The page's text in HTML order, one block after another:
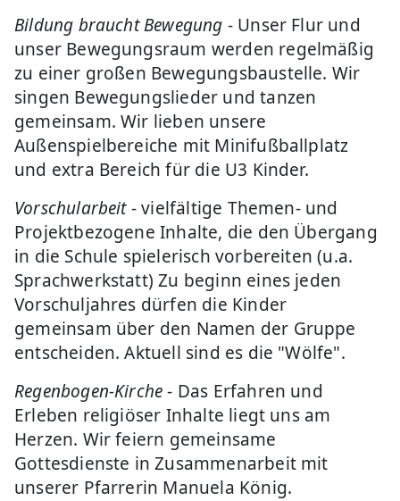
Bildung braucht Bewegung - Unser Flur und
unser Bewegungsraum werden regelmäßig
zu einer großen Bewegungsbaustelle. Wir
singen Bewegungslieder und tanzen
gemeinsam. Wir lieben unsere
Außenspielbereiche mit Minifußballplatz
und extra Bereich für die U3 Kinder.
Vorschularbeit- vielfältige Themen- und
Projektbezogene Inhalte, die den Übergang
in die Schule spielerisch vorbereiten (u.a.
Sprachwerkstatt) Zu beginn eines jeden
Vorschuljahres dürfen die Kinder
gemeinsam über den Namen der Gruppe
entscheiden. Aktuell sind es die "Wölfe".
Regenbogen-Kirche- Das Erfahren und
Erleben religiöser Inhalte liegt uns am
Herzen. Wir feiern gemeinsame
Gottesdienste in Zusammenarbeit mit
unserer Pfarrerin Manuela König.